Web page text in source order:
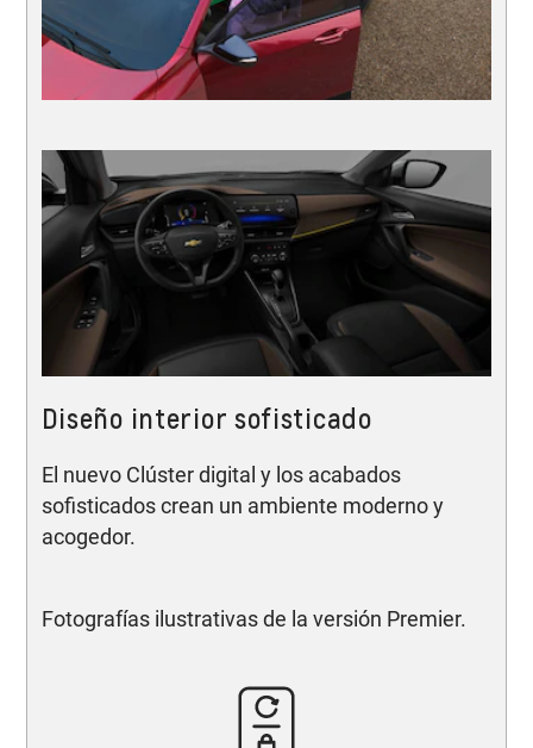
Diseño interior sofisticado
El nuevo Clúster digital y los acabados
sofisticados crean un ambiente moderno y
acogedor.
Fotografías ilustrativas de la versión Premier.